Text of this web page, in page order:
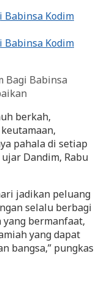
berkah,
pahala di setiap
Dandim, Rabu
jadikan peluang
selalu berbagi
bermanfaat,
yang dapat
bangsa,” pungkas